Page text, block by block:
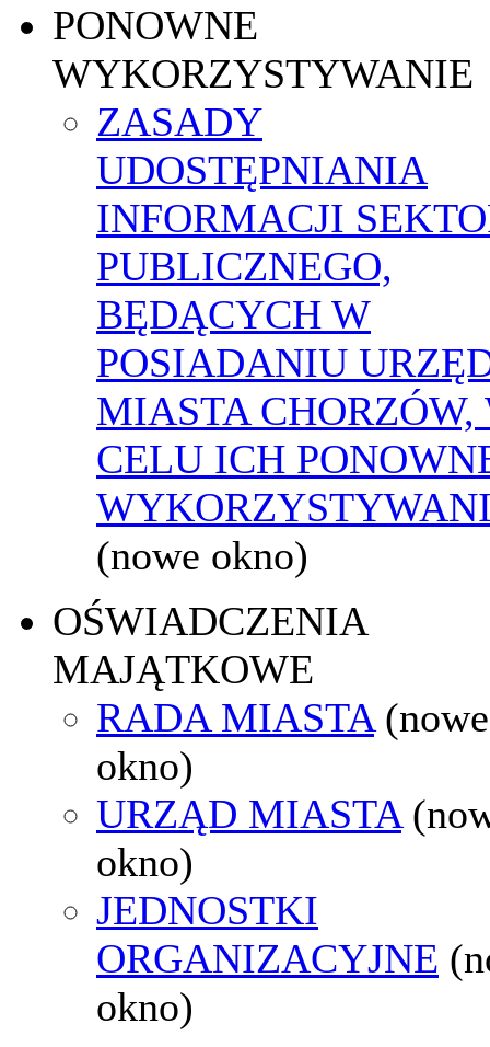
PONOWNE
WYKORZYSTYWANIE
ZASADY
UDOSTĘPNIANIA
INFORMACJI
PUBLICZNEGO,
BĘDĄCYCH W
POSIADANIU
MIASTA CHORZÓW,
CELU ICH
(nowe okno)
OŚWIADCZENIA
MAJĄTKOWE
RADA MIASTA (nowe
okno)
URZĄD MIASTA
okno)
JEDNOSTKI
ORGANIZACYJNE
okno)